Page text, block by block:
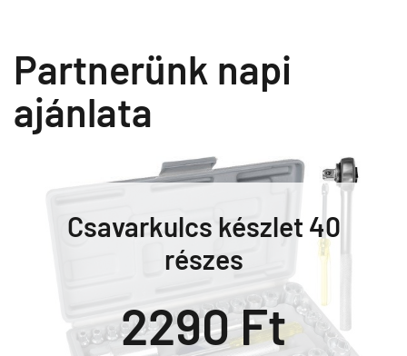
Partnerünk napi
ajánlata
Csavarkulcs készlet 40
részes
2290 Ft